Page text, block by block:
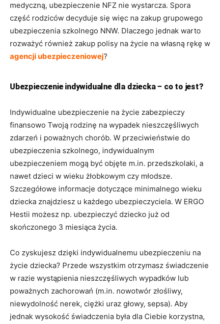
medyczną, ubezpieczenie NFZ nie wystarcza. Spora
część rodziców decyduje się więc na zakup grupowego
ubezpieczenia szkolnego NNW. Dlaczego jednak warto
rozważyć również zakup polisy na życie na własną rękę w
agencji ubezpieczeniowej?
Ubezpieczenie indywidualne dla dziecka – co to jest?
Indywidualne ubezpieczenie na życie zabezpieczy
finansowo Twoją rodzinę na wypadek nieszczęśliwych
zdarzeń i poważnych chorób. W przeciwieństwie do
ubezpieczenia szkolnego, indywidualnym
ubezpieczeniem mogą być objęte m.in. przedszkolaki, a
nawet dzieci w wieku żłobkowym czy młodsze.
Szczegółowe informacje dotyczące minimalnego wieku
dziecka znajdziesz u każdego ubezpieczyciela. W ERGO
Hestii możesz np. ubezpieczyć dziecko już od
skończonego 3 miesiąca życia.
Co zyskujesz dzięki indywidualnemu ubezpieczeniu na
życie dziecka? Przede wszystkim otrzymasz świadczenie
w razie wystąpienia nieszczęśliwych wypadków lub
poważnych zachorowań (m.in. nowotwór złośliwy,
niewydolność nerek, ciężki uraz głowy, sepsa). Aby
jednak wysokość świadczenia była dla Ciebie korzystna,